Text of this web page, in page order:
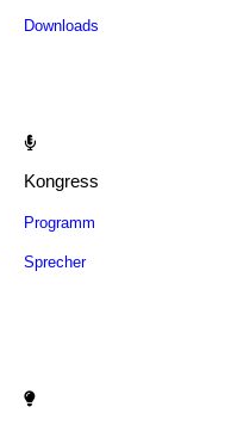
Downloads
Kongress
Programm
Sprecher